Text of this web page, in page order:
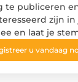
te publiceren
zijn
en laat je
u vandaag